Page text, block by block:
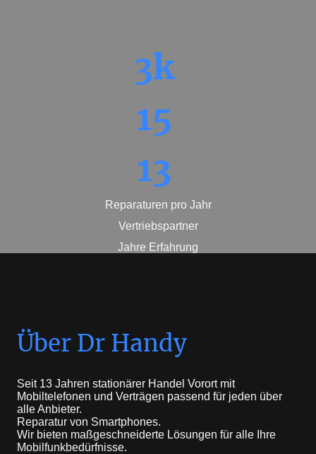
3k
15
13
Reparaturen pro Jahr
Vertriebspartner
Jahre Erfahrung
Über Dr Handy
Seit 13 Jahren stationärer Handel Vorort mit
Mobiltelefonen und Verträgen passend für jeden über
alle Anbieter.
Reparatur von Smartphones.
Wir bieten maßgeschneiderte Lösungen für alle Ihre
Mobilfunkbedürfnisse.